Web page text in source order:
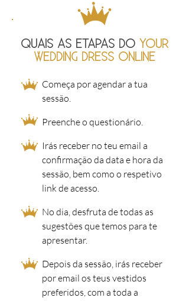
QUAIS AS ETAPAS DO YOUR
WEDDING DRESS ONLINE
Começa por agendar a tua
sessão.
Preenche o questionário.
Irás receber no teu email a
confirmação da data e hora da
sessão, bem como o respetivo
link de acesso.
No dia, desfruta de todas as
sugestões que temos para te
apresentar.
Depois da sessão, irás receber
por email os teus vestidos
preferidos, com a toda a